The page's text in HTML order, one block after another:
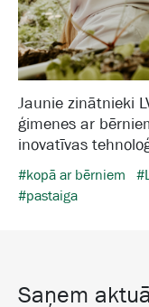
Jaunie zinātnieki
ģimenes ar
inovatīvas
#kopā ar bērniem
#pastaiga
Saņem